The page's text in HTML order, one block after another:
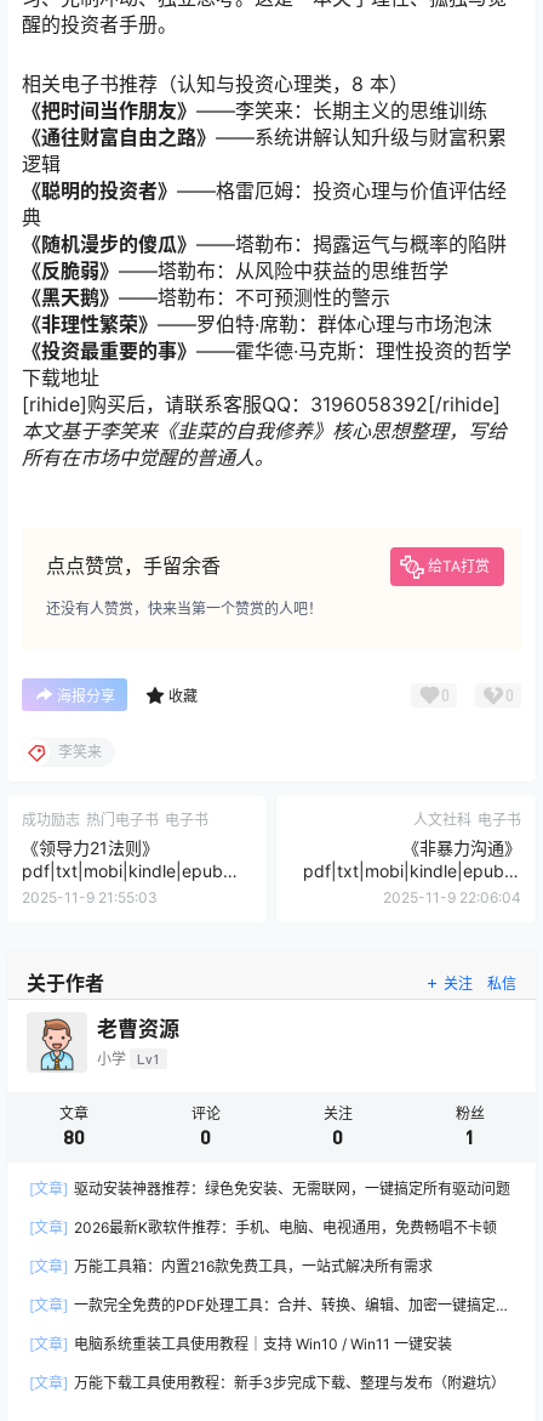
醒的投资者手册。
相关电子书推荐（认知与投资心理类，8 本）
《把时间当作朋友》 ——李笑来：长期主义的思维训练
《通往财富自由之路》 ——系统讲解认知升级与财富积累
逻辑
《聪明的投资者》 ——格雷厄姆：投资心理与价值评估经
典
《随机漫步的傻瓜》 ——塔勒布：揭露运气与概率的陷阱
《反脆弱》 ——塔勒布：从风险中获益的思维哲学
《黑天鹅》 ——塔勒布：不可预测性的警示
《非理性繁荣》 ——罗伯特·席勒：群体心理与市场泡沫
《投资最重要的事》 ——霍华德·马克斯：理性投资的哲学
下载地址
[rihide]购买后，请联系客服QQ：3196058392[/rihide]
本文基于李笑来《韭菜的自我修养》核心思想整理，写给
所有在市场中觉醒的普通人。
点点赞赏，手留余香 给TA打赏
还没有人赞赏，快来当第一个赞赏的人吧！
海报分享 收藏 0 0
李笑来
成功励志 热门电子书 电子书
《领导力21法则》
pdf|txt|mobi|kindle|epub电
子书下载
2025-11-9 21:55:03
人文社科 电子书
《非暴力沟通》
pdf|txt|mobi|kindle|epub电
子书下载
2025-11-9 22:06:04
关于作者 关注 私信
老曹资源
小学 Lv1
文章
80
评论
0
关注
0
粉丝
1
[文章] 驱动安装神器推荐：绿色免安装、无需联网，一键搞定所有驱动问题
[文章] 2026最新K歌软件推荐：手机、电脑、电视通用，免费畅唱不卡顿
[文章] 万能工具箱：内置216款免费工具，一站式解决所有需求
[文章] 一款完全免费的PDF处理工具：合并、转换、编辑、加密一键搞定
[文章] 电脑系统重装工具使用教程｜支持 Win10 / Win11 一键安装
[文章] 万能下载工具使用教程：新手3步完成下载、整理与发布（附避坑）